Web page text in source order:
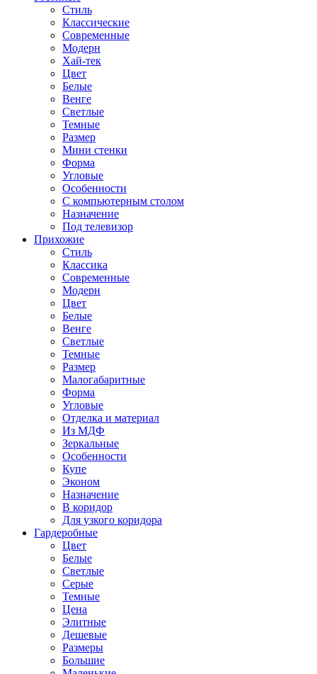
Стиль
Классические
Современные
Модерн
Хай-тек
Цвет
Белые
Венге
Светлые
Темные
Размер
Мини стенки
Форма
Угловые
Особенности
С компьютерным столом
Назначение
Под телевизор
Прихожие
Стиль
Классика
Современные
Модерн
Цвет
Белые
Венге
Светлые
Темные
Размер
Малогабаритные
Форма
Угловые
Отделка и материал
Из МДФ
Зеркальные
Особенности
Купе
Эконом
Назначение
В коридор
Для узкого коридора
Гардеробные
Цвет
Белые
Светлые
Серые
Темные
Цена
Элитные
Дешевые
Размеры
Большие